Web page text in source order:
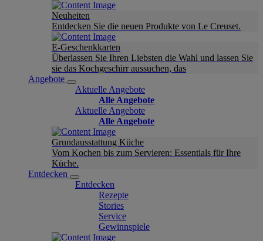
Neuheiten
Entdecken Sie die neuen Produkte von Le Creuset.
E-Geschenkkarten
Überlassen Sie Ihren Liebsten die Wahl und lassen Sie
sie das Kochgeschirr aussuchen, das
Angebote
Aktuelle Angebote
Alle Angebote
Aktuelle Angebote
Alle Angebote
Grundausstattung Küche
Vom Kochen bis zum Servieren: Essentials für Ihre
Küche.
Entdecken
Entdecken
Rezepte
Stories
Service
Gewinnspiele